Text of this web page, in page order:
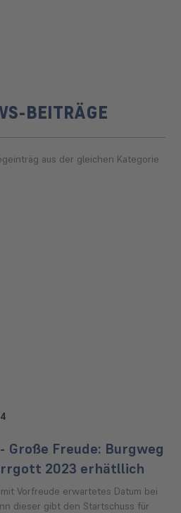
BEITRÄGE
aus der gleichen Kategorie
Große Freude: Burgweg
2023 erhätllich
Vorfreude erwartetes Datum bei
dieser gibt den Startschuss für